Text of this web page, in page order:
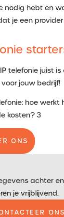
nodig hebt en
je een
telefonie juist
jouw bedrijf!
ONS
achter
je vrijblijvend.
ONS